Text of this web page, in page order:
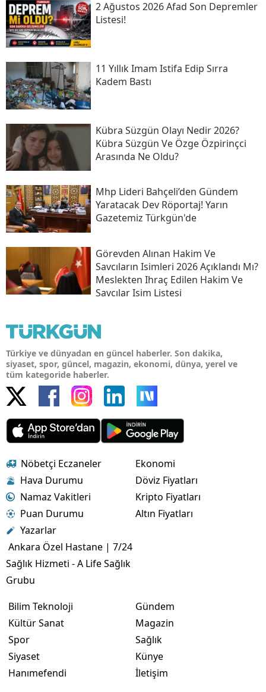
2 Ağustos 2026 Afad Son Depremler
Listesi!
11 Yıllık Imam Istifa Edip Sırra
Kadem Bastı
Kübra Süzgün Olayı Nedir 2026?
Kübra Süzgün Ve Özge Özpirinçci
Arasında Ne Oldu?
Mhp Lideri Bahçeli’den Gündem
Yaratacak Dev Röportaj! Yarın
Gazetemiz Türkgün'de
Görevden Alınan Hakim Ve
Savcıların Isimleri 2026 Açıklandı Mı?
Meslekten Ihraç Edilen Hakim Ve
Savcılar Isim Listesi
Türkiye ve dünyadan en güncel haberler. Son dakika,
siyaset, spor, güncel, magazin, ekonomi, dünya, yerel ve
tüm kategoride haberler.
Nöbetçi Eczaneler
Hava Durumu
Namaz Vakitleri
Puan Durumu
Yazarlar
Ankara Özel Hastane | 7/24
Sağlık Hizmeti - A Life Sağlık
Grubu
Ekonomi
Döviz Fiyatları
Kripto Fiyatları
Altın Fiyatları
Bilim Teknoloji
Kültür Sanat
Spor
Siyaset
Hanımefendi
Gündem
Magazin
Sağlık
Künye
İletişim